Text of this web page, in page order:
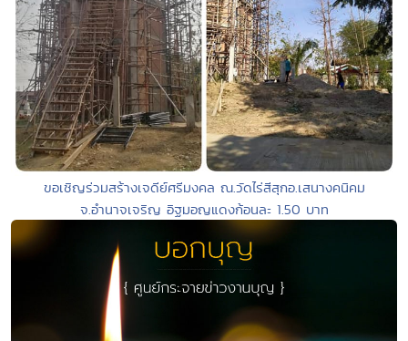
ขอเชิญร่วมสร้างเจดีย์ศรีมงคล ณ.วัดไร่สีสุก​อ.เสนางคนิคม​
จ.อำนาจเจริญ อิฐมอญแดงก้อนละ​ 1.50 บาท